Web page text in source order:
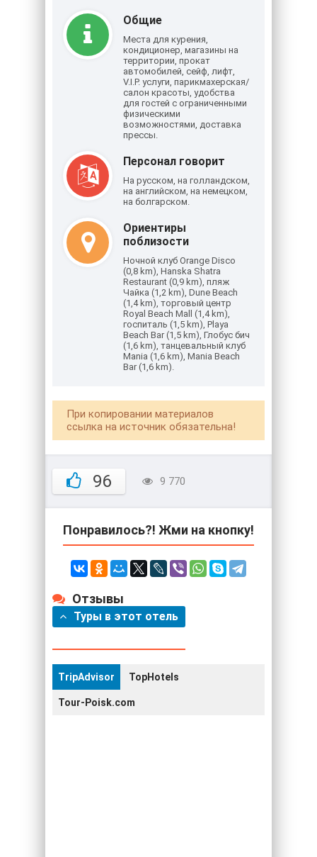
Общие
Места для курения,
кондиционер, магазины на
территории, прокат
автомобилей, сейф, лифт,
V.I.P. услуги, парикмахерская/
салон красоты, удобства
для гостей с ограниченными
физическими
возможностями, доставка
прессы.
Персонал говорит
На русском, на голландском,
на английском, на немецком,
на болгарском.
Ориентиры
поблизости
Ночной клуб Orange Disco
(0,8 km), Hanska Shatra
Restaurant (0,9 km), пляж
Чайка (1,2 km), Dune Beach
(1,4 km), торговый центр
Royal Beach Mall (1,4 km),
госпиталь (1,5 km), Playa
Beach Bar (1,5 km), Глобус бич
(1,6 km), танцевальный клуб
Mania (1,6 km), Mania Beach
Bar (1,6 km).
При копировании материалов
ссылка на источник обязательна!
96 9 770
Понравилось?! Жми на кнопку!
Отзывы
Туры в этот отель
TripAdvisor TopHotels
Tour-Poisk.com